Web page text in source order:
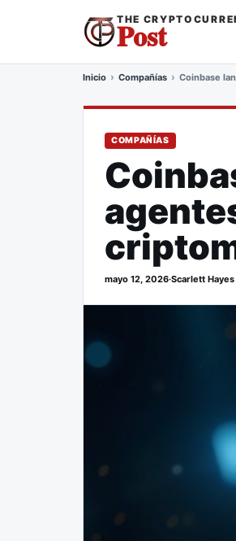
THE
Post
Inicio Compañías Coinbase
COMPAÑÍAS
mayo 12, 2026·Scarlett Hayes